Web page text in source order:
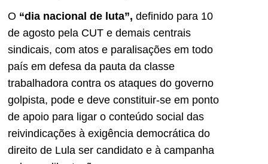
O “dia nacional de luta”, definido para 10
de agosto pela CUT e demais centrais
sindicais, com atos e paralisações em todo
país em defesa da pauta da classe
trabalhadora contra os ataques do governo
golpista, pode e deve constituir-se em ponto
de apoio para ligar o conteúdo social das
reivindicações à exigência democrática do
direito de Lula ser candidato e à campanha